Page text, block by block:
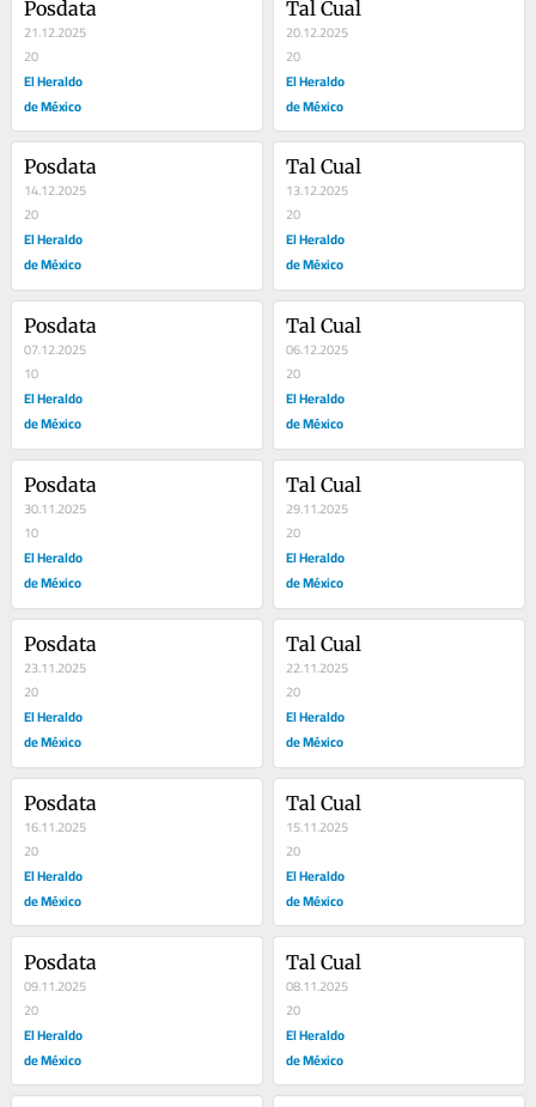
Posdata
21.12.2025
20
El Heraldo
de México
Tal Cual
20.12.2025
20
El Heraldo
de México
Posdata
14.12.2025
20
El Heraldo
de México
Tal Cual
13.12.2025
20
El Heraldo
de México
Posdata
07.12.2025
10
El Heraldo
de México
Tal Cual
06.12.2025
20
El Heraldo
de México
Posdata
30.11.2025
10
El Heraldo
de México
Tal Cual
29.11.2025
20
El Heraldo
de México
Posdata
23.11.2025
20
El Heraldo
de México
Tal Cual
22.11.2025
20
El Heraldo
de México
Posdata
16.11.2025
20
El Heraldo
de México
Tal Cual
15.11.2025
20
El Heraldo
de México
Posdata
09.11.2025
20
El Heraldo
de México
Tal Cual
08.11.2025
20
El Heraldo
de México